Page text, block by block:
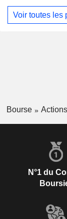
Voir toutes les
Bourse Actions
N°1 du